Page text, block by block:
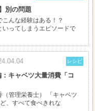
別の問題
んな経験はある！？
いってしまうエピソードで
レシピ
：キャベツ大量消費「コ
（管理栄養士） 「キャベツ
、すべて食べきれな